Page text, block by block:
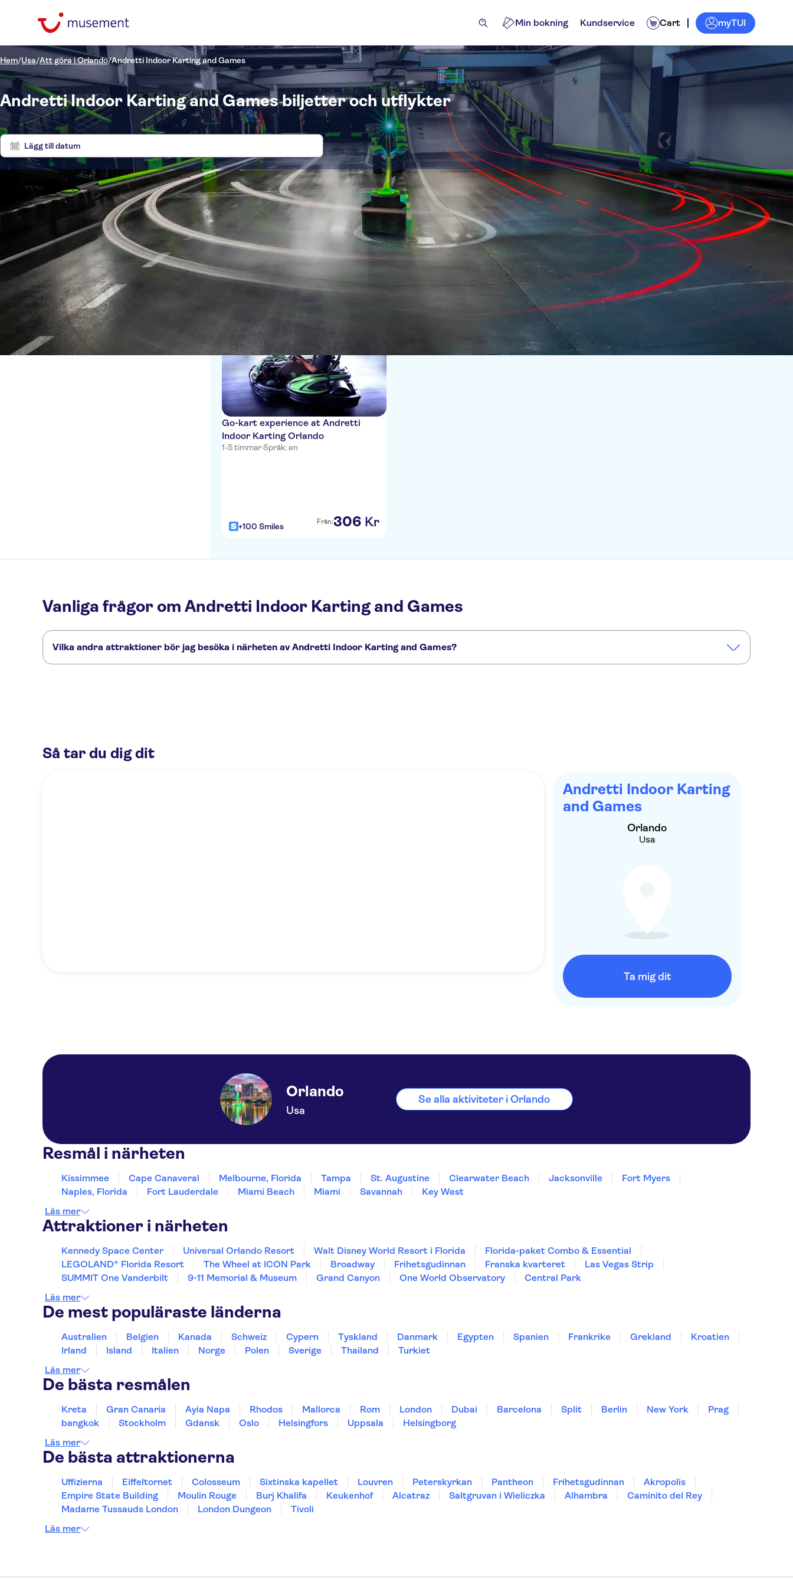
Min bokning Kundservice Cart myTUI
Hem/Usa/Att göra i Orlando/Andretti Indoor Karting and Games
Andretti Indoor Karting and Games biljetter och utflykter
Lägg till datum
Pris (vuxen)
Min kr Max kr
Upphämtning på hotell
NO-PICKUP
Alternativ
Entréavgift ingår
Omedelbar bekräftelse
Kategorier
Aktiviteter
Inomhusaktiviteter
Spel inomhus
Språk på utflykten
English
Utflykter och biljetter till Andretti Indoor Karting and Games
Aktiviteter
1 Upplevelser
Go-kart experience at Andretti
Indoor Karting Orlando
1-5 timmar·Språk: en
+100 Smiles Från:306 Kr
Vanliga frågor om Andretti Indoor Karting and Games
Vilka andra attraktioner bör jag besöka i närheten av Andretti Indoor Karting and Games?
Så tar du dig dit
Andretti Indoor Karting
and Games
Orlando
Usa
Ta mig dit
Orlando
Usa
Se alla aktiviteter i Orlando
Resmål i närheten
Kissimmee Cape Canaveral Melbourne, Florida Tampa St. Augustine Clearwater Beach Jacksonville
Fort Myers
Naples, Florida
Fort Lauderdale Miami Beach Miami Savannah
Key West
Läs mer
Attraktioner i närheten
Kennedy Space Center Universal Orlando Resort Walt Disney World Resort i Florida
Florida-paket Combo & Essential
LEGOLAND® Florida Resort
The Wheel at ICON Park Broadway Frihetsgudinnan Franska kvarteret
Las Vegas Strip
SUMMIT One Vanderbilt
9-11 Memorial & Museum Grand Canyon One World Observatory
Central Park
Läs mer
De mest populäraste länderna
Australien Belgien Kanada Schweiz Cypern Tyskland Danmark Egypten Spanien Frankrike Grekland
Kroatien
Irland
Island Italien Norge Polen Sverige Thailand
Turkiet
Läs mer
De bästa resmålen
Kreta Gran Canaria Ayia Napa Rhodos Mallorca Rom London Dubai Barcelona Split Berlin New York
Prag
bangkok
Stockholm Gdansk Oslo Helsingfors Uppsala
Helsingborg
Läs mer
De bästa attraktionerna
Uffizierna Eiffeltornet Colosseum Sixtinska kapellet Louvren Peterskyrkan Pantheon Frihetsgudinnan
Akropolis
Empire State Building
Moulin Rouge Burj Khalifa Keukenhof Alcatraz Saltgruvan i Wieliczka Alhambra
Caminito del Rey
Madame Tussauds London
London Dungeon
Tivoli
Läs mer